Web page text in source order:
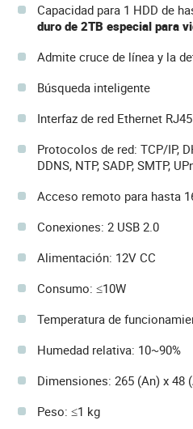
Capacidad para 1 HDD de
duro de 2TB especial para
Admite cruce de línea y la
Búsqueda inteligente
Interfaz de red Ethernet
Protocolos de red: TCP/IP,
DDNS, NTP, SADP, SMTP,
Acceso remoto para hasta
Conexiones: 2 USB 2.0
Alimentación: 12V CC
Consumo: ≤10W
Temperatura de
Humedad relativa: 10~90%
Dimensiones: 265 (An) x 48
Peso: ≤1 kg